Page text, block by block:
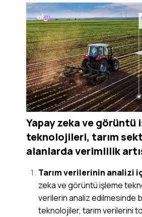
Yapay zeka ve görüntü
teknolojileri, tarım
alanlarda verimlilik
Tarım verilerinin analizi
zeka ve görüntü işleme
verilerin analiz edilmesinde
teknolojiler, tarım verilerini